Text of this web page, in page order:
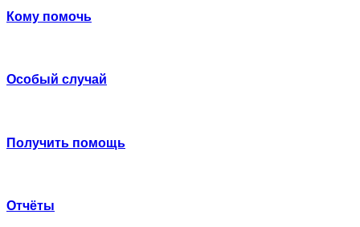
Кому помочь
Особый случай
Получить помощь
Отчёты